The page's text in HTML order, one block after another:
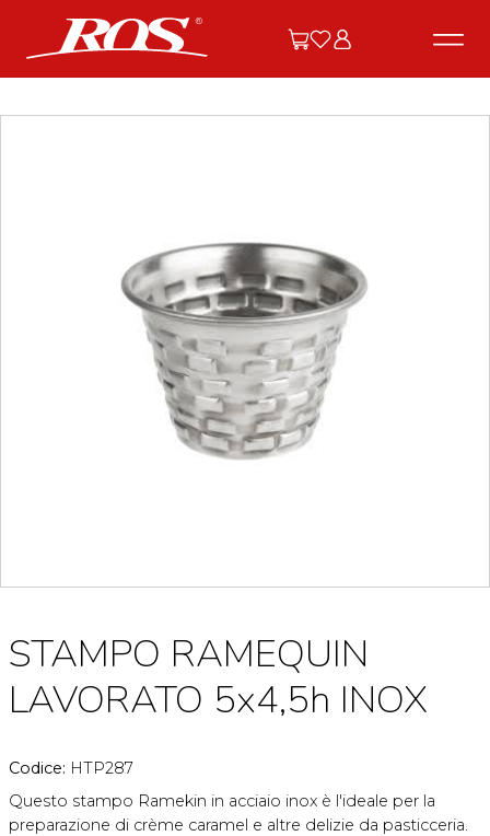
STAMPO RAMEQUIN
LAVORATO 5x4,5h INOX
Codice: HTP287
Questo stampo Ramekin in acciaio inox è l'ideale per la
preparazione di crème caramel e altre delizie da pasticceria.